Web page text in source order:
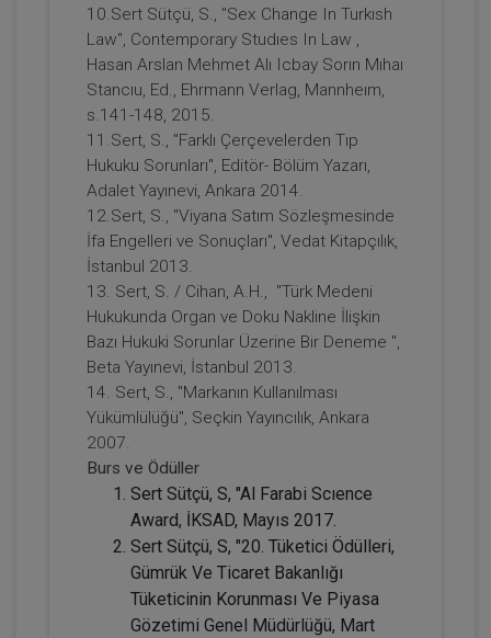
Tüketici Hukuku Enstitüsü
Taşınmaz Hukuku - I ve Ayni Haklar - II.
Medeni Hukuk Kongresi - V. Oturum
Video Kaydı
360 TL
Tüketici Hukuku Enstitüsü
10.Sert Sütçü, S., "Sex Change In Turkısh
Law", Contemporary Studıes In Law ,
Hasan Arslan Mehmet Alı Icbay Sorın Mıhaı
Stancıu, Ed., Ehrmann Verlag, Mannheım,
s.141-148, 2015.
11.Sert, S., "Farklı Çerçevelerden Tıp
Hukuku Sorunları", Editör- Bölüm Yazarı,
Adalet Yayınevi, Ankara 2014.
12.Sert, S., "Viyana Satım Sözleşmesinde
İfa Engelleri ve Sonuçları", Vedat Kitapçılık,
İstanbul 2013.
13. Sert, S. / Cihan, A.H., "Türk Medeni
Hukukunda Organ ve Doku Nakline İlişkin
Bazı Hukuki Sorunlar Üzerine Bir Deneme ",
Beta Yayınevi, İstanbul 2013.
14. Sert, S., "Markanın Kullanılması
Yükümlülüğü", Seçkin Yayıncılık, Ankara
2007.
Burs ve Ödüller
Sert Sütçü, S, "Al Farabi Scıence
Award, İKSAD, Mayıs 2017.
Sert Sütçü, S, "20. Tüketici Ödülleri,
Gümrük Ve Ticaret Bakanlığı
Tüketicinin Korunması Ve Piyasa
Gözetimi Genel Müdürlüğü, Mart